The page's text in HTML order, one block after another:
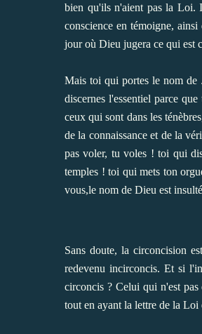
bien qu'ils n'aient pas la Loi.
conscience en témoigne,
jour où Dieu jugera ce qui est
Mais toi qui portes le nom
discernes l'essentiel parce
ceux qui sont dans les
de la connaissance et de la
pas voler, tu voles ! toi qui
temples ! toi qui mets ton
vous,le nom de Dieu est
Sans doute, la circoncision
redevenu incirconcis. Et si
circoncis ? Celui qui n'est
tout en ayant la lettre de la